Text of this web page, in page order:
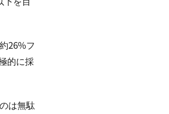
26%フ
的に採
は無駄